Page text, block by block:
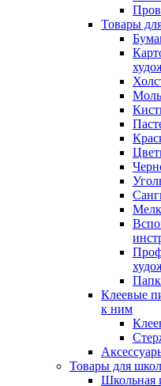
Товары
Клеевые
к ним
Товары для
Школьная